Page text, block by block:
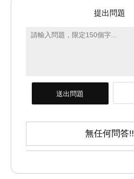
提出問題
送出問題
無任何問答!!